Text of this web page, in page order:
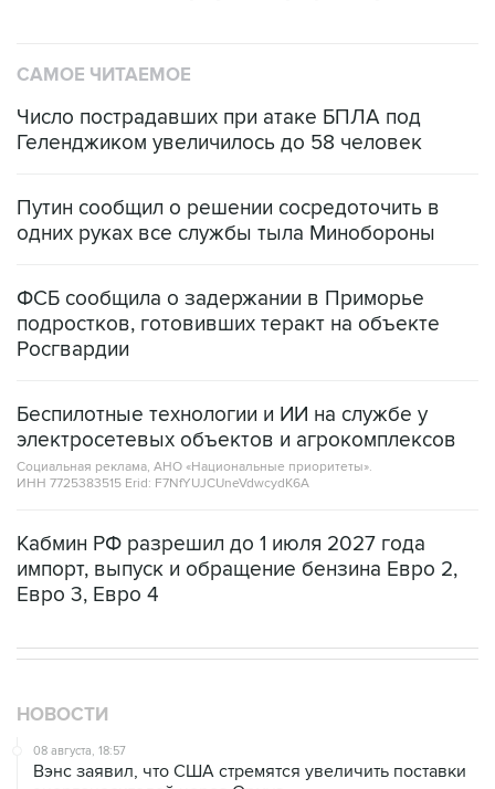
САМОЕ ЧИТАЕМОЕ
Число пострадавших при атаке БПЛА под
Геленджиком увеличилось до 58 человек
Путин сообщил о решении сосредоточить в
одних руках все службы тыла Минобороны
ФСБ сообщила о задержании в Приморье
подростков, готовивших теракт на объекте
Росгвардии
Беспилотные технологии и ИИ на службе у
электросетевых объектов и агрокомплексов
Социальная реклама, АНО «Национальные приоритеты».
ИНН 7725383515 Erid: F7NfYUJCUneVdwcydK6A
Кабмин РФ разрешил до 1 июля 2027 года
импорт, выпуск и обращение бензина Евро 2,
Евро 3, Евро 4
НОВОСТИ
08 августа, 18:57
Вэнс заявил, что США стремятся увеличить поставки